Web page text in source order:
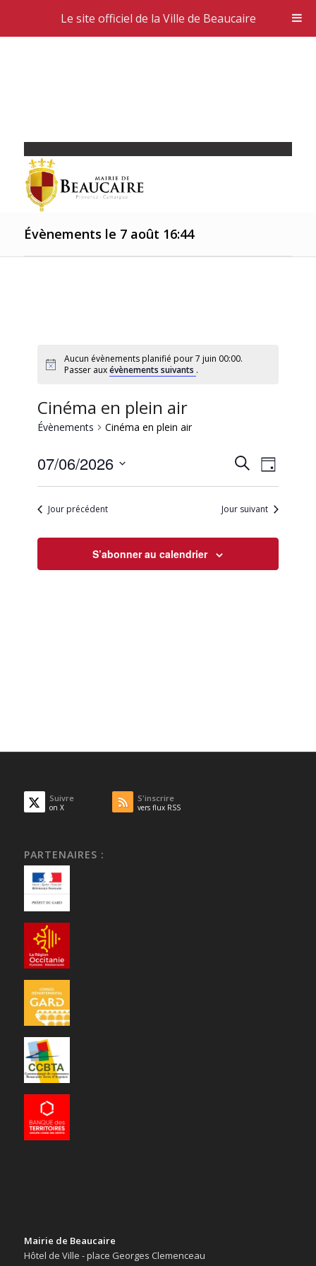
Évènements le 7 août 16:44
Aucun évènements planifié pour 7 juin 00:00.
Passer auxévènements suivants .
Cinéma en plein air
Évènements Cinéma en plein air
et
Recherche
de
vues
Jour
07/06/2026
date.Jour précédent Jour suivant
S’abonner au calendrier
Suivre
on X
S'inscrire
vers flux RSS
PARTENAIRES :
Mairie de Beaucaire
Hôtel de Ville - place Georges Clemenceau
Le site officiel de la Ville de Beaucaire